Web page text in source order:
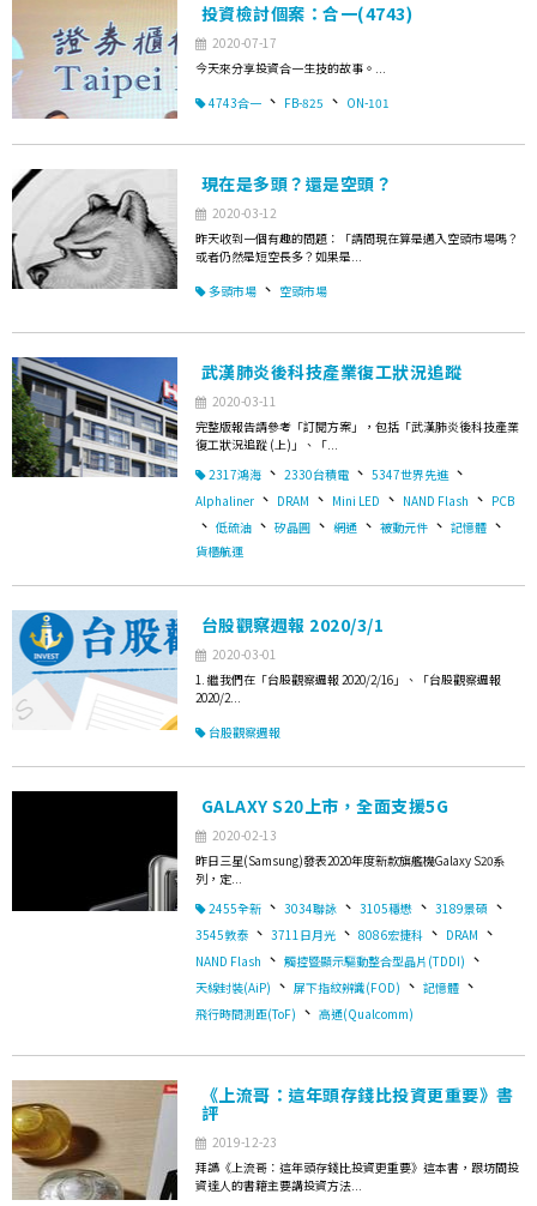
投資檢討個案：合一(4743)
2020-07-17
今天來分享投資合一生技的故事。...
4743合一 、 FB-825 、 ON-101
現在是多頭？還是空頭？
2020-03-12
昨天收到一個有趣的問題：「請問現在算是邁入空頭市場嗎？
或者仍然是短空長多？如果是...
多頭市場 、 空頭市場
武漢肺炎後科技產業復工狀況追蹤
2020-03-11
完整版報告請參考「訂閱方案」，包括「武漢肺炎後科技產業
復工狀況追蹤 (上)」、「...
2317鴻海 、 2330台積電 、 5347世界先進 、
Alphaliner 、 DRAM 、 Mini LED 、 NAND Flash 、 PCB
、 低硫油 、 矽晶圓 、 網通 、 被動元件 、 記憶體 、
貨櫃航運
台股觀察週報 2020/3/1
2020-03-01
1. 繼我們在「台股觀察週報 2020/2/16」、「台股觀察週報
2020/2...
台股觀察週報
GALAXY S20上市，全面支援5G
2020-02-13
昨日三星(Samsung)發表2020年度新款旗艦機Galaxy S20系
列，定...
2455全新 、 3034聯詠 、 3105穩懋 、 3189景碩 、
3545敦泰 、 3711日月光 、 8086宏捷科 、 DRAM 、
NAND Flash 、 觸控暨顯示驅動整合型晶片(TDDI) 、
天線封裝(AiP) 、 屏下指紋辨識(FOD) 、 記憶體 、
飛行時間測距(ToF) 、 高通(Qualcomm)
《上流哥：這年頭存錢比投資更重要》書
評
2019-12-23
拜讀《上流哥：這年頭存錢比投資更重要》這本書，跟坊間投
資達人的書籍主要講投資方法...